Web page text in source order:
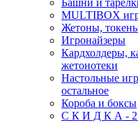
MULTIBOX
Жетоны,
Игронайзеры
Кардхолдеры,
жетонотеки
Настольные
остальное
Короба и боксы
С К И Д К А - 2